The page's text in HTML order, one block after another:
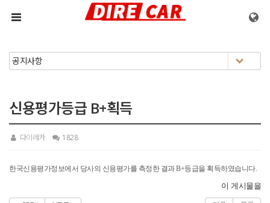
메뉴 건너뛰기
신용평가등급 B+획득
다이레카 1828
한국신용평가정보에서 당사의 신용평가를 측정한 결과 B+등급을 획득하였습니다.
이 게시물을